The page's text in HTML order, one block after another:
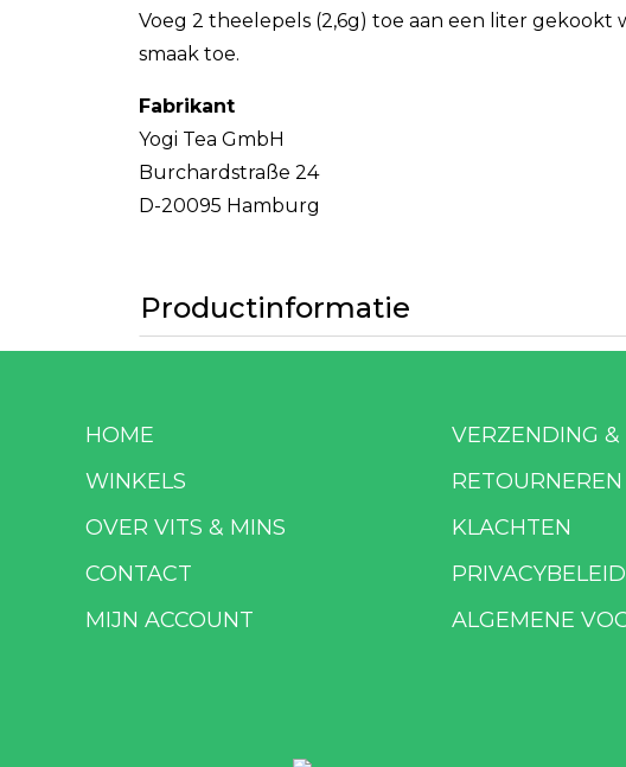
Voeg 2 theelepels (2,6g) toe aan een liter gekookt
smaak toe.
Fabrikant
Yogi Tea GmbH
Burchardstraße 24
D-20095 Hamburg
Productinformatie
HOME
WINKELS
OVER VITS & MINS
CONTACT
MIJN ACCOUNT
VERZENDING &
RETOURNEREN
KLACHTEN
PRIVACYBELEID
ALGEMENE